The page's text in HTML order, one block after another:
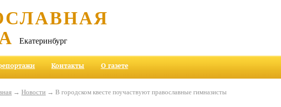
Екатеринбург
Контакты О газете
→Новости → В городском квесте поучаствуют православные гимназисты